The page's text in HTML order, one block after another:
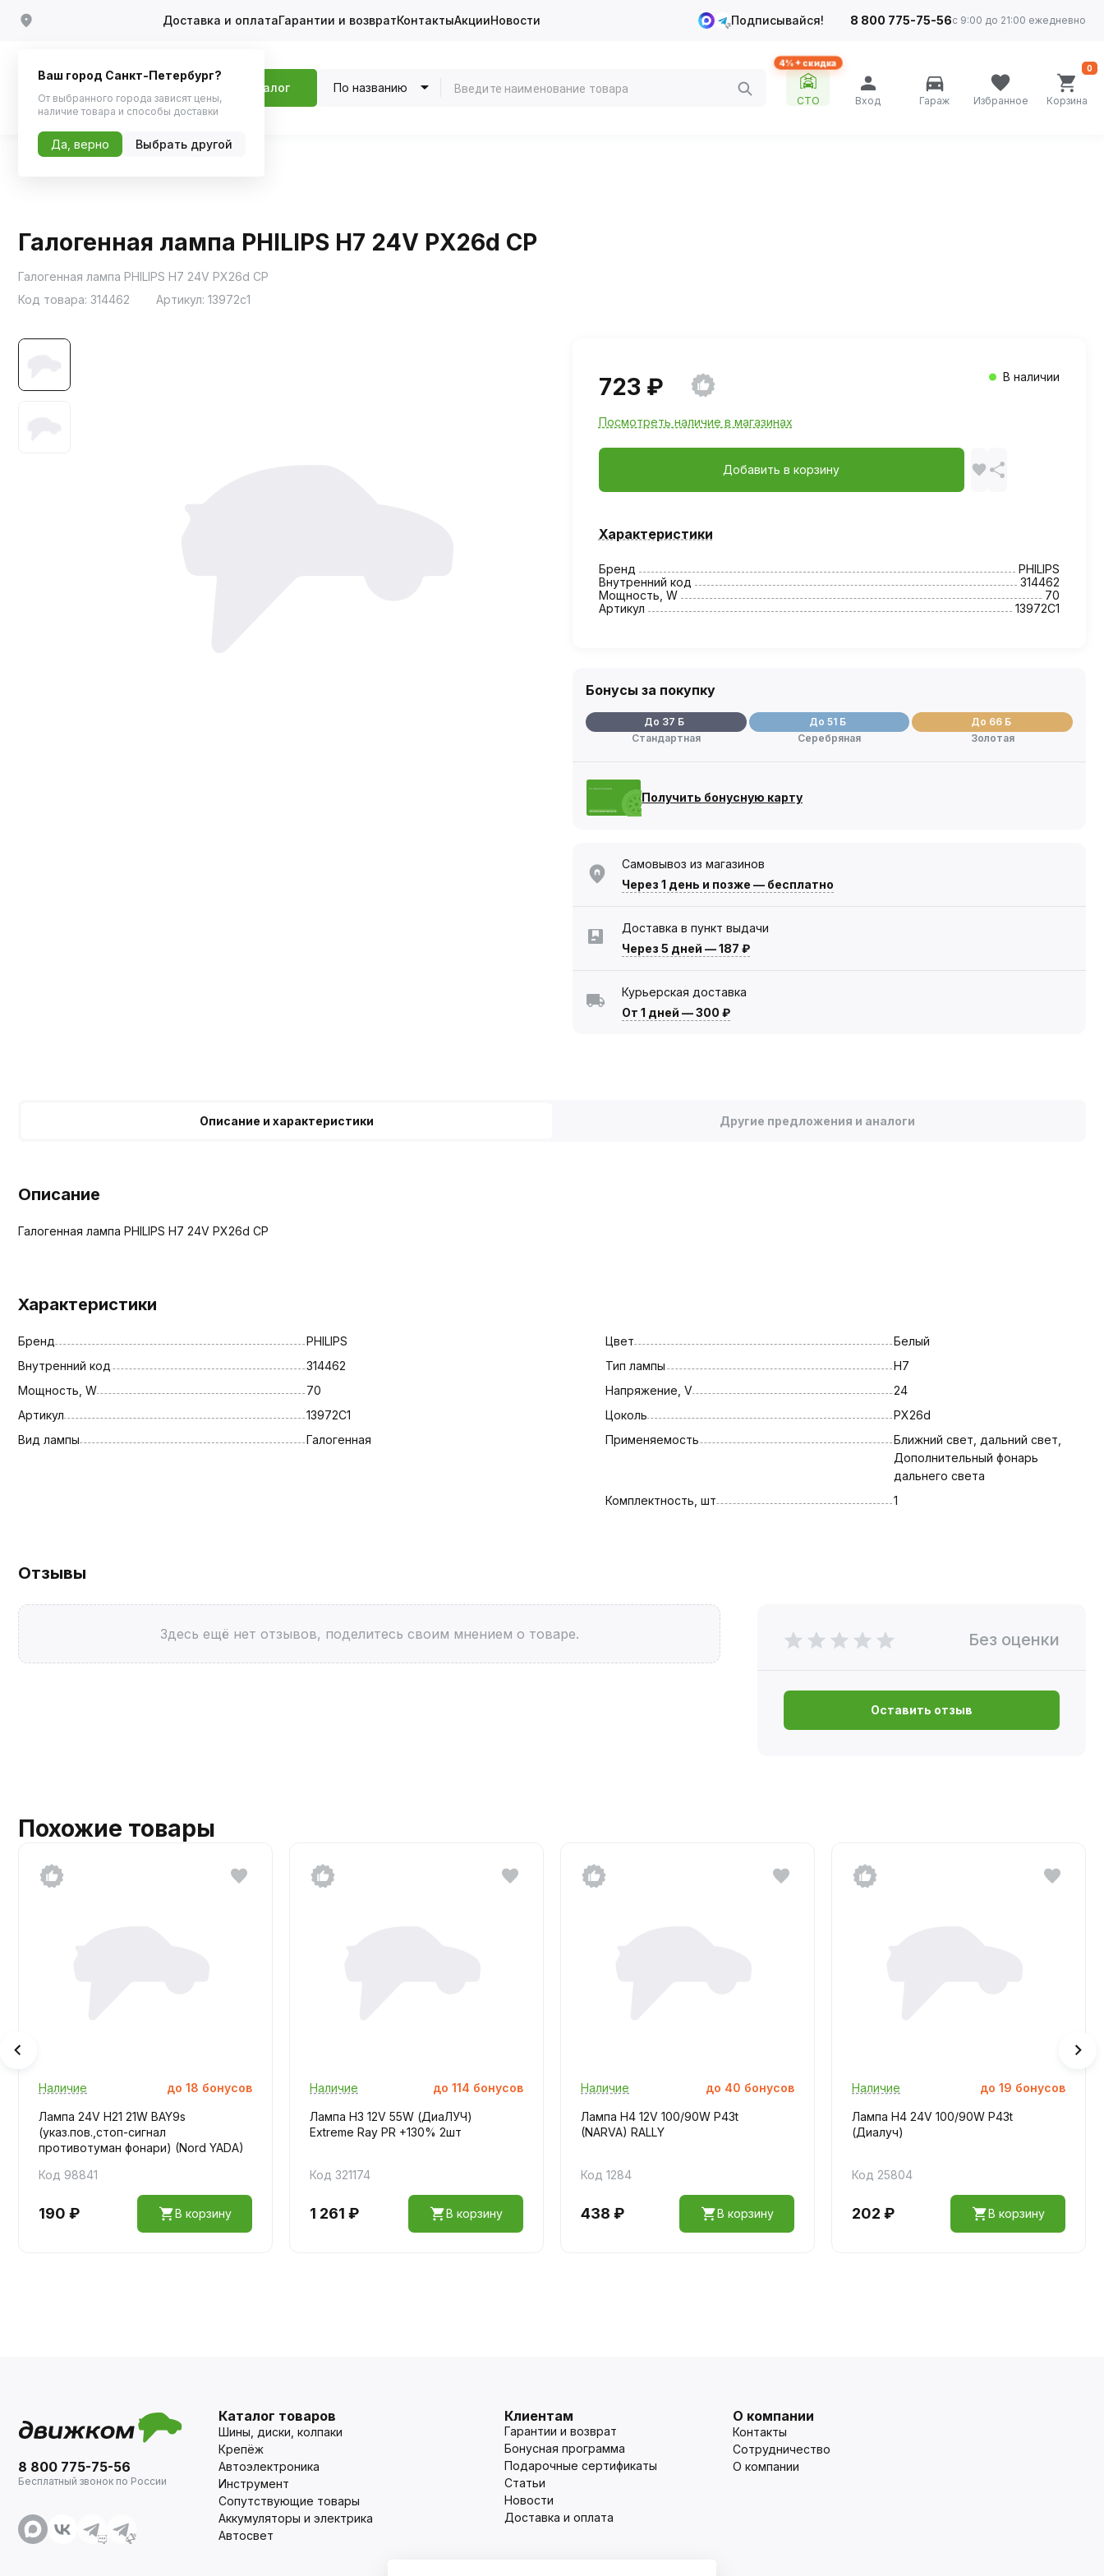
Доставка и оплатаГарантии и возвратКонтактыАкцииНовости Подписывайся! 8 800 775-75-56с 9:00 до 21:00 ежедневно
Каталог По названию
4%+ скидка
СТО Вход Гараж Избранное Корзина
0
Галогенная лампа PHILIPS H7 24V PX26d CP
Галогенная лампа PHILIPS H7 24V PX26d CP
Код товара: 314462 Артикул: 13972c1
723 ₽ В наличии
Посмотреть наличие в магазинах
Добавить в корзину
Характеристики
Бренд
PHILIPS
Внутренний код
314462
Мощность, W
70
Артикул
13972C1
Бонусы за покупку
До 37 Б
Стандартная
До 51 Б
Серебряная
До 66 Б
Золотая
Получить бонусную карту
Самовывоз из магазинов
Через 1 день и позже — бесплатно
Доставка в пункт выдачи
Через 5 дней —187 ₽
Курьерская доставка
От 1 дней —300 ₽
Описание и характеристики Другие предложения и аналоги
Описание
Галогенная лампа PHILIPS H7 24V PX26d CP
Характеристики
Бренд
PHILIPS
Внутренний код
314462
Мощность, W
70
Артикул
13972C1
Вид лампы
Галогенная
Цвет
Белый
Тип лампы
H7
Напряжение, V
24
Цоколь
PX26d
Применяемость
Ближний свет, дальний свет,
Дополнительный фонарь
дальнего света
Комплектность, шт
1
Отзывы
Здесь ещё нет отзывов, поделитесь своим мнением о товаре. Без оценки
Оставить отзыв
Похожие товары
Наличие до 18 бонусов
Лампа 24V H21 21W BAY9s
(указ.пов.,стоп-сигнал
противотуман фонари) (Nord YADA)
Код 98841
190 ₽ В корзину
Наличие до 114 бонусов
Лампа H3 12V 55W (ДиаЛУЧ)
Extreme Ray PR +130% 2шт
Код 321174
1 261 ₽ В корзину
Наличие до 40 бонусов
Лампа H4 12V 100/90W P43t
(NARVA) RALLY
Код 1284
438 ₽ В корзину
Наличие до 19 бонусов
Лампа H4 24V 100/90W P43t
(Диалуч)
Код 25804
202 ₽ В корзину
8 800 775-75-56
Бесплатный звонок по России
Каталог товаров
Шины, диски, колпаки
Крепёж
Автоэлектроника
Инструмент
Сопутствующие товары
Аккумуляторы и электрика
Автосвет
Клиентам
Гарантии и возврат
Бонусная программа
Подарочные сертификаты
Статьи
Новости
Доставка и оплата
О компании
Контакты
Сотрудничество
О компании
Ваш город Санкт-Петербург?
От выбранного города зависят цены,
наличие товара и способы доставки
Да, верно Выбрать другой